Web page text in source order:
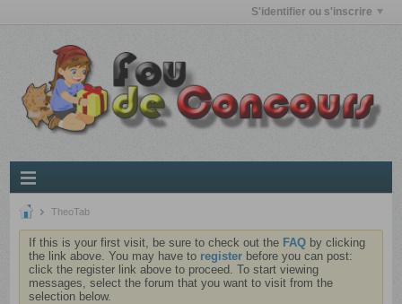
S'identifier ou s'inscrire
TheoTab
If this is your first visit, be sure to check out the FAQ by clicking
the link above. You may have to register before you can post:
click the register link above to proceed. To start viewing
messages, select the forum that you want to visit from the
selection below.